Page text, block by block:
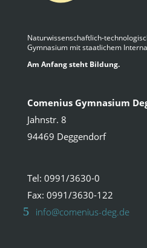
Naturwissenschaftlich-
Gymnasium mit staatlichem
Am Anfang steht Bildung.
Comenius Gymnasium
Jahnstr. 8
94469 Deggendorf
Tel: 0991/3630-0
Fax: 0991/3630-122
info@comenius-deg.de